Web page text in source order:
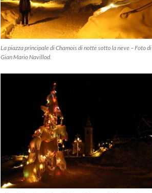
La piazza principale di Chamois di notte sotto la neve – Foto di
Gian Mario Navillod.